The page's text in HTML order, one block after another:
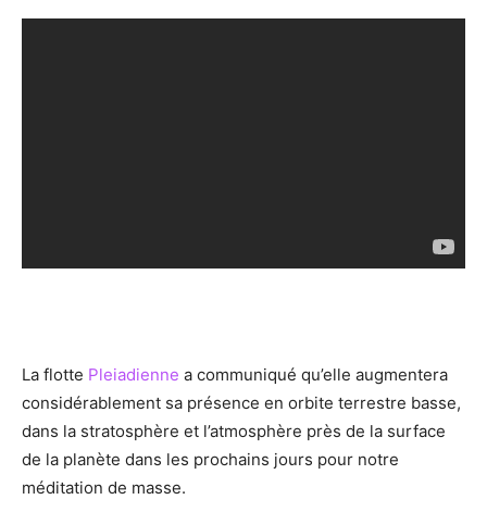
La flotte Pleiadienne a communiqué qu’elle augmentera
considérablement sa présence en orbite terrestre basse,
dans la stratosphère et l’atmosphère près de la surface
de la planète dans les prochains jours pour notre
méditation de masse.